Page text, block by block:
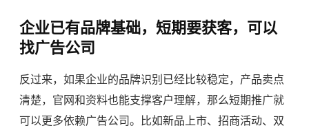
企业已有品牌基础，短期要获客，可以
找广告公司
反过来，如果企业的品牌识别已经比较稳定，产品卖点
清楚，官网和资料也能支撑客户理解，那么短期推广就
可以更多依赖广告公司。比如新品上市、招商活动、双